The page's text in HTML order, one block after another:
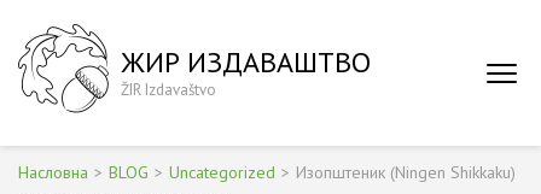
content
(Press
ЖИР ИЗДАВАШТВО
ŽIR Izdavaštvo
Насловна > BLOG > Uncategorized > Изопштеник (Ningen Shikkaku)